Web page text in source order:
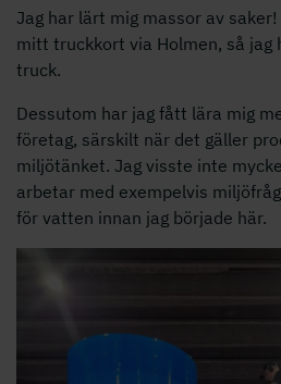
Jag har lärt mig massor av
mitt truckkort via Holmen, så jag
truck.
Dessutom har jag fått lära mig
företag, särskilt när det gäller
miljötänket. Jag visste inte
arbetar med exempelvis
för vatten innan jag började här.